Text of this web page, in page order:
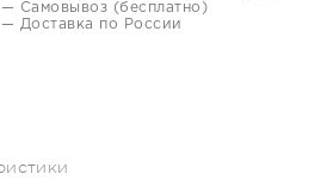
— Самовывоз (бесплатно)
— Доставка по России